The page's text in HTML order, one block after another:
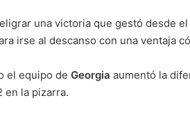
una victoria que gestó desde
irse al descanso con una ventaja
el equipo de Georgia aumentó la
en la pizarra.